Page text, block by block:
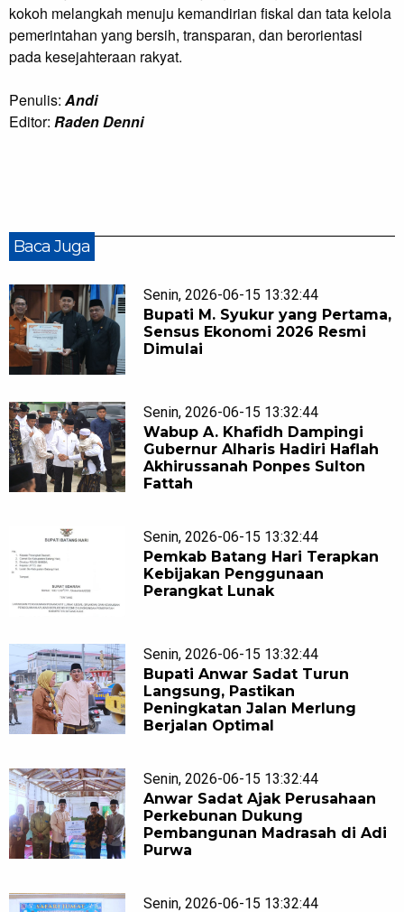
kokoh melangkah menuju kemandirian fiskal dan tata kelola
pemerintahan yang bersih, transparan, dan berorientasi
pada kesejahteraan rakyat.
Penulis: Andi
Editor: Raden Denni
Baca Juga
Senin, 2026-06-15 13:32:44
Bupati M. Syukur yang Pertama,
Sensus Ekonomi 2026 Resmi
Dimulai
Senin, 2026-06-15 13:32:44
Wabup A. Khafidh Dampingi
Gubernur Alharis Hadiri Haflah
Akhirussanah Ponpes Sulton
Fattah
Senin, 2026-06-15 13:32:44
Pemkab Batang Hari Terapkan
Kebijakan Penggunaan
Perangkat Lunak
Senin, 2026-06-15 13:32:44
Bupati Anwar Sadat Turun
Langsung, Pastikan
Peningkatan Jalan Merlung
Berjalan Optimal
Senin, 2026-06-15 13:32:44
Anwar Sadat Ajak Perusahaan
Perkebunan Dukung
Pembangunan Madrasah di Adi
Purwa
Senin, 2026-06-15 13:32:44